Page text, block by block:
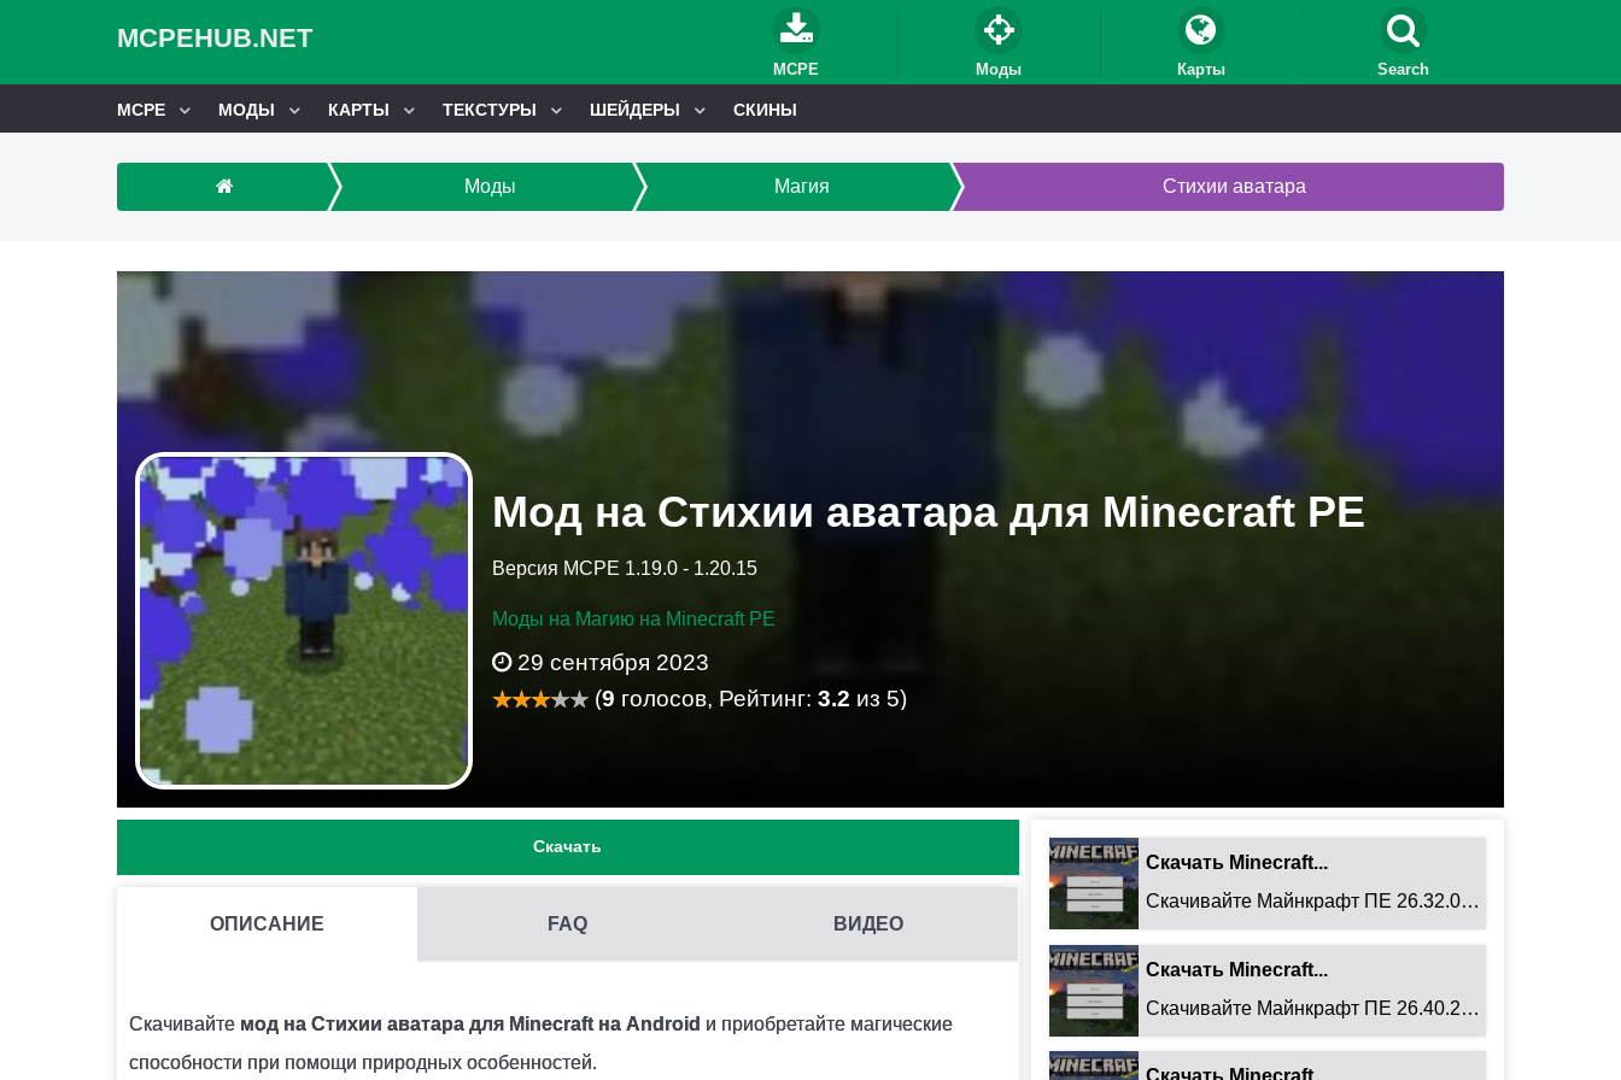
MCPEHUB.NET
MCPE Моды Карты Search
MCPE МОДЫ КАРТЫ ТЕКСТУРЫ ШЕЙДЕРЫ СКИНЫ
Моды Магия Стихии аватара
Мод на Стихии аватара для Minecraft PE
Версия MCPE 1.19.0 - 1.20.15
Моды на Магию на Minecraft PE
29 сентября 2023
(9 голосов, Рейтинг: 3.2 из 5)
Скачать
ОПИСАНИЕ FAQ ВИДЕО
Скачивайте мод на Стихии аватара для Minecraft на Android и приобретайте магические
способности при помощи природных особенностей.
Скачать Minecraft...
Скачивайте Майнкрафт ПЕ 26.32.02 для Android: ...
Скачать Minecraft...
Скачивайте Майнкрафт ПЕ 26.40.27 для Android: ...
Скачать Minecraft...